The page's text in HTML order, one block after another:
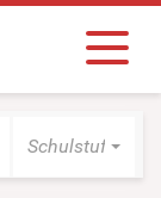
Schulstufe